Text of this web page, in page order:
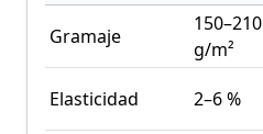
Gramaje
150–210
g/m²
Elasticidad 2–6 %